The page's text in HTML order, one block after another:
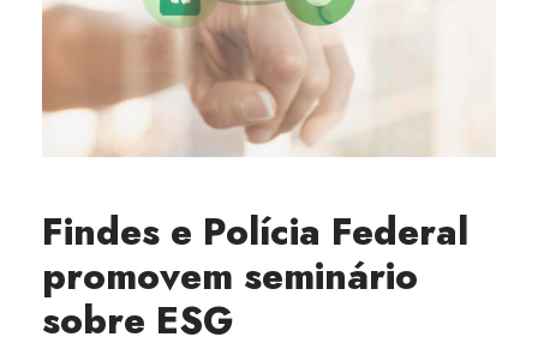
Findes e Polícia Federal
promovem seminário
sobre ESG